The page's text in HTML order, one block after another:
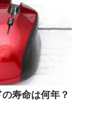
寿命は何年？